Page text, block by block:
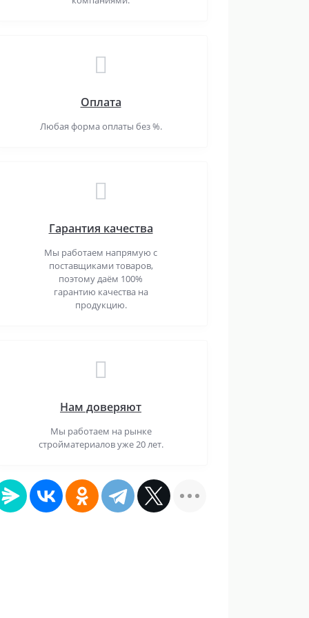
Оплата
Любая форма оплаты без %.
Гарантия качества
Мы работаем напрямую с
поставщиками товаров,
поэтому даём 100%
гарантию качества на
продукцию.
Нам доверяют
Мы работаем на рынке
стройматериалов уже 20 лет.